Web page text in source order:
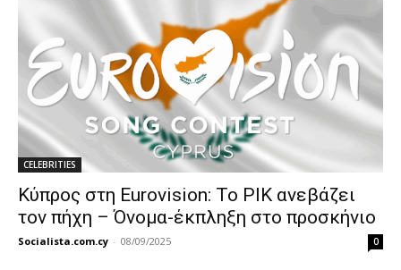
CELEBRITIES
Κύπρος στη Eurovision: Το ΡΙΚ ανεβάζει
τον πήχη – Όνομα-έκπληξη στο προσκήνιο
Socialista.com.cy - 08/09/2025 0